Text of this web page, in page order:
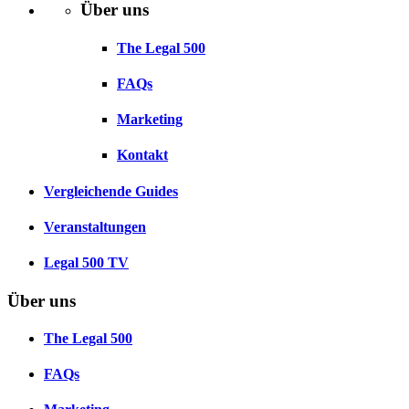
Über uns
The Legal 500
FAQs
Marketing
Kontakt
Vergleichende Guides
Veranstaltungen
Legal 500 TV
Über uns
The Legal 500
FAQs